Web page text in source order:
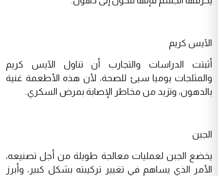
الآيس كريم
أثبتت الدراسات والتجارب أن تناول الآيس كريم
والمثلجات يوميا سيئ للصحة، لأن هذه الأطعمة غنية
بالدهون، وتزيد من مخاطر الإصابة بمرض السكري.
الجبن
يخضع الجبن لعمليات معالجة طويلة من أجل تصنيعه،
الأمر الذي يساهم في تغيير تركيبته بشكل كبير، وأبرز